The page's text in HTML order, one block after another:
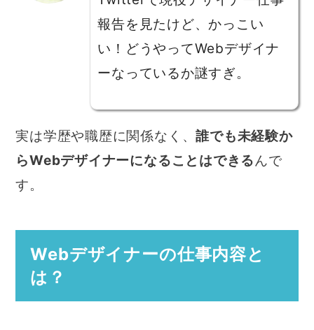
報告を見たけど、かっこい
い！どうやってWebデザイナ
ーなっているか謎すぎ。
実は学歴や職歴に関係なく、誰でも未経験か
らWebデザイナーになることはできるんで
す。
Webデザイナーの仕事内容と
は？